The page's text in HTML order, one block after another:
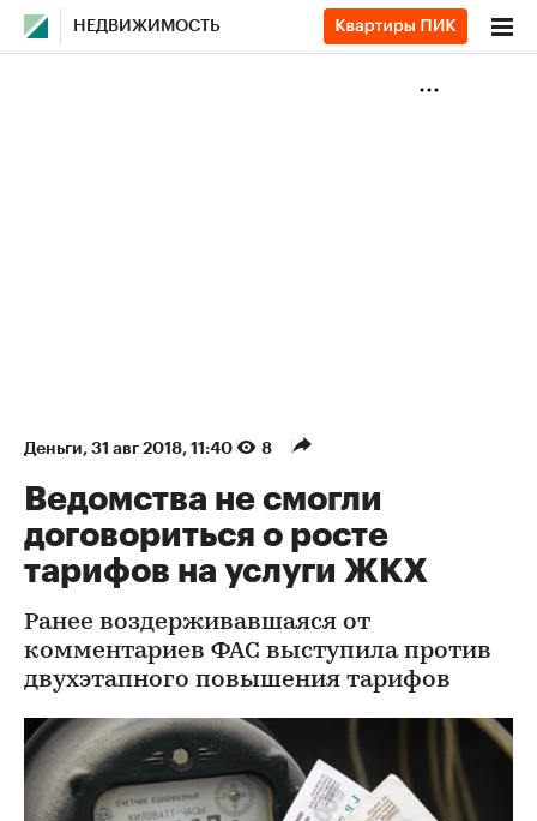
НЕДВИЖИМОСТЬ
Деньги⁠, 31 авг 2018, 11:40 8
Ведомства не смогли
договориться о росте
тарифов на услуги ЖКХ
Ранее воздерживавшаяся от
комментариев ФАС выступила против
двухэтапного повышения тарифов